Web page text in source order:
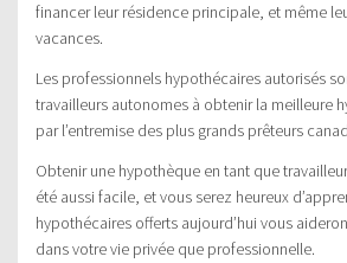
financer leur résidence principale, et même
vacances.
Les professionnels hypothécaires autorisés
travailleurs autonomes à obtenir la meilleure
par l’entremise des plus grands prêteurs
Obtenir une hypothèque en tant que
été aussi facile, et vous serez heureux
hypothécaires offerts aujourd’hui vous
dans votre vie privée que professionnelle.